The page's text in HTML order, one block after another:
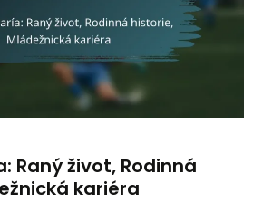
Raný život, Rodinná
kariéra